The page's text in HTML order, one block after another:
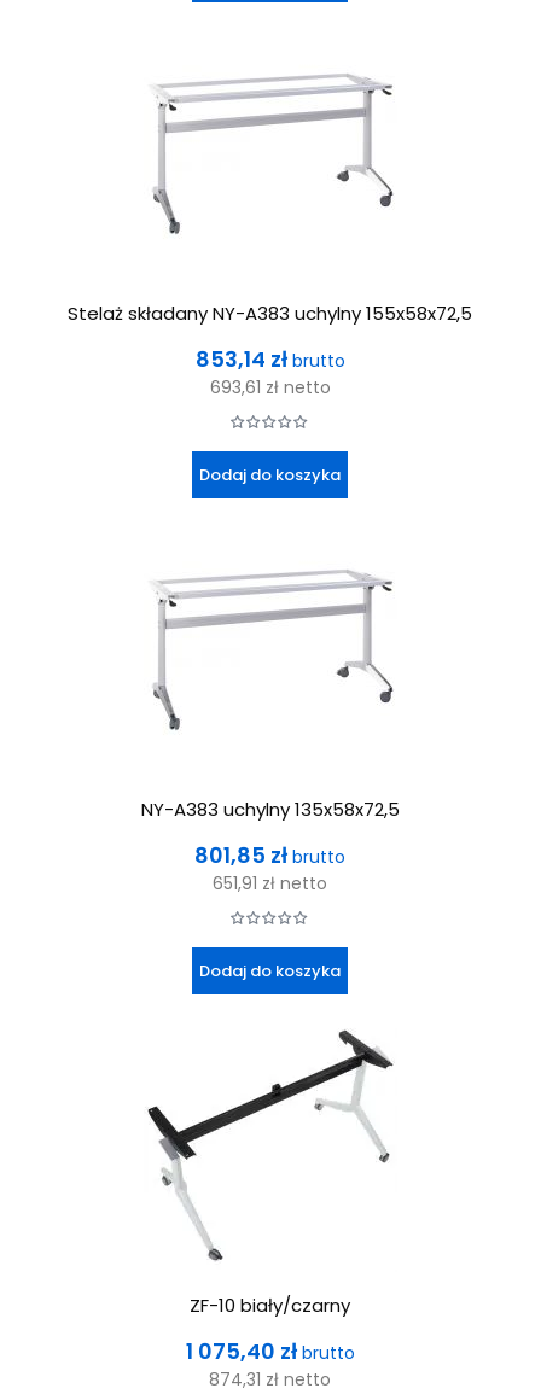
Stelaż składany NY-A383 uchylny 155x58x72,5
Cena
853,14 zł brutto
693,61 zł netto
Dodaj do koszyka
NY-A383 uchylny 135x58x72,5
Cena
801,85 zł brutto
651,91 zł netto
Dodaj do koszyka
ZF-10 biały/czarny
Cena
1 075,40 zł brutto
874,31 zł netto